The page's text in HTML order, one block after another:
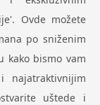
Ovde možete
po sniženim
kako bismo vam
najatraktivnijim
uštede i